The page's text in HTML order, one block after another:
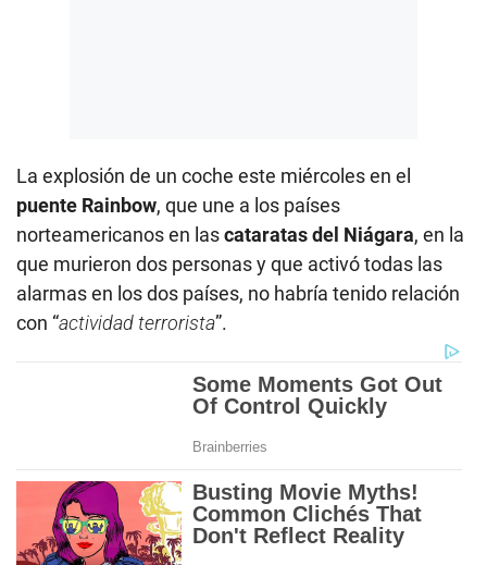
La explosión de un coche este miércoles en el
puente Rainbow, que une a los países
norteamericanos en lascataratas del Niágara, en la
que murieron dos personas y que activó todas las
alarmas en los dos países, no habría tenido relación
con “actividad terrorista”.